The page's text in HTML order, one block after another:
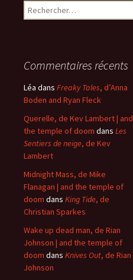
Rechercher :
Commentaires récents
Léa dans Freaky Tales, d’Anna
Boden and Ryan Fleck
Querelle, de Kev Lambert | and
the temple of doom dans Les
Sentiers de neige, de Kev
Lambert
Midnight Mass, de Mike
Flanagan | and the temple of
doom dans King Tide, de
Christian Sparkes
Wake up dead man, de Rian
Johnson | and the temple of
doom dans Knives Out, de Rian
Johnson